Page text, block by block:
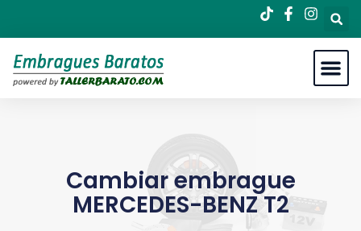
Cambiar embrague
MERCEDES-BENZ T2